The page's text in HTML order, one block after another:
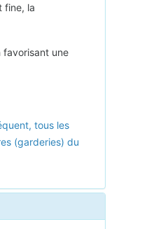
fine, la
favorisant une
tous les
(garderies) du